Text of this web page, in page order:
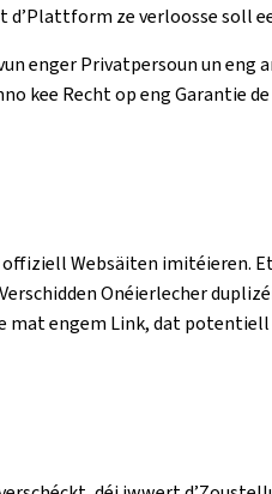
d’Plattform ze verloosse soll
enger Privatpersoun un eng
kee Recht op eng Garantie
Websäiten imitéieren.
Onéierlecher
mat engem Link, dat